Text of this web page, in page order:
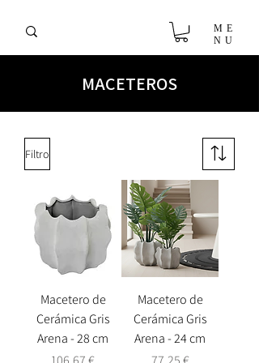
ME
NU
MACETEROS
Filtro
Macetero de
Cerámica Gris
Arena - 28 cm
Precio
Macetero de
Cerámica Gris
Arena - 24 cm
Precio